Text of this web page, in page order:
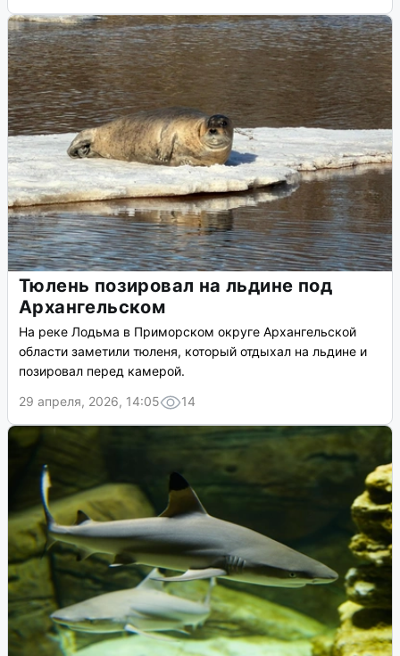
Тюлень позировал на льдине под
Архангельском
На реке Лодьма в Приморском округе Архангельской
области заметили тюленя, который отдыхал на льдине и
позировал перед камерой.
29 апреля, 2026, 14:05
14